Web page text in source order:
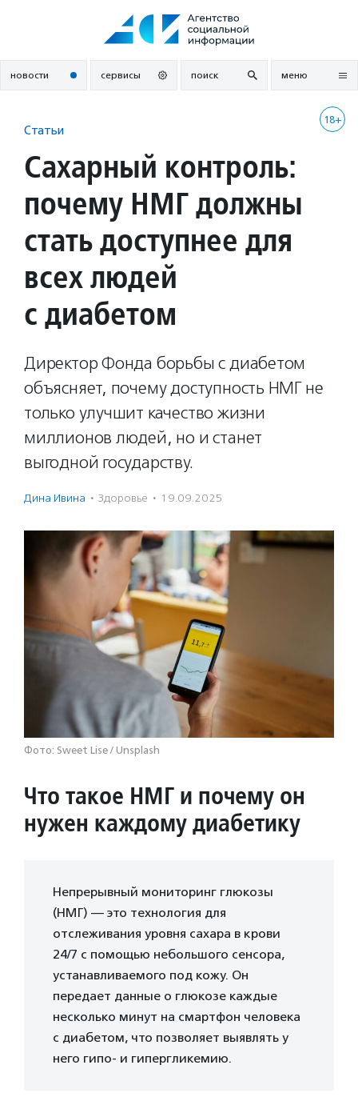
новости сервисы поиск меню
18+
Статьи
Сахарный контроль:
почему НМГ должны
стать доступнее для
всех людей
с диабетом
Директор Фонда борьбы с диабетом
объясняет, почему доступность НМГ не
только улучшит качество жизни
миллионов людей, но и станет
выгодной государству.
Дина Ивина · Здоровье · 19.09.2025
Фото: Sweet Lise / Unsplash
Что такое НМГ и почему он
нужен каждому диабетику
Непрерывный мониторинг глюкозы
(НМГ) — это технология для
отслеживания уровня сахара в крови
24/7 с помощью небольшого сенсора,
устанавливаемого под кожу. Он
передает данные о глюкозе каждые
несколько минут на смартфон человека
с диабетом, что позволяет выявлять у
него гипо- и гипергликемию.